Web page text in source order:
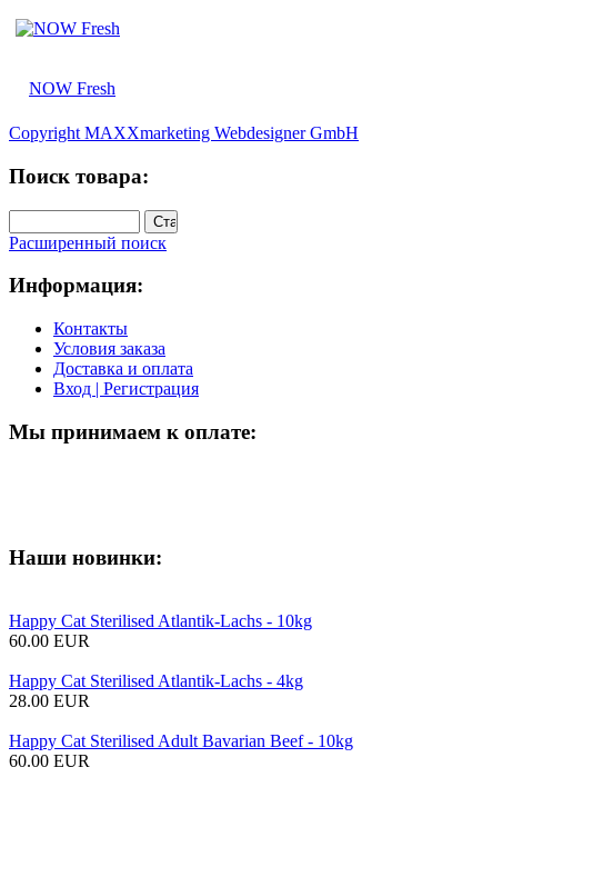
NOW Fresh
Copyright MAXXmarketing Webdesigner GmbH
Поиск товара:
Расширенный поиск
Информация:
Контакты
Условия заказа
Доставка и оплата
Вход | Регистрация
Мы принимаем к оплате:
Наши новинки:
Happy Cat Sterilised Atlantik-Lachs - 10kg
60.00 EUR
Happy Cat Sterilised Atlantik-Lachs - 4kg
28.00 EUR
Happy Cat Sterilised Adult Bavarian Beef - 10kg
60.00 EUR